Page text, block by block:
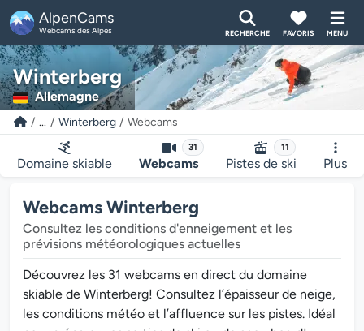
AlpenCams
Webcams des Alpes RECHERCHE FAVORIS MENU
Winterberg
Allemagne
... Winterberg Webcams
Domaine skiable
31
Webcams
11
Pistes de ski Plus
Webcams Winterberg
Consultez les conditions d'enneigement et les
prévisions météorologiques actuelles
Découvrez les 31 webcams en direct du domaine
skiable de Winterberg! Consultez l’épaisseur de neige,
les conditions météo et l’affluence sur les pistes. Idéal